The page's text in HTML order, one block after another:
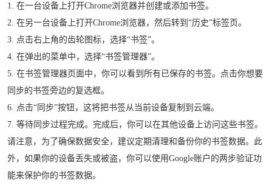
1. 在一台设备上打开Chrome浏览器并创建或添加书签。
2. 在另一台设备上打开Chrome浏览器，然后转到“历史”标签页。
3. 点击右上角的齿轮图标，选择“书签”。
4. 在弹出的菜单中，选择“书签管理器”。
5. 在书签管理器页面中，你可以看到所有已保存的书签。点击你想要
同步的书签旁边的复选框。
6. 点击“同步”按钮，这将把书签从当前设备复制到云端。
7. 等待同步过程完成。完成后，你可以在其他设备上访问这些书签。
请注意，为了确保数据安全，建议定期清理和备份你的书签数据。此
外，如果你的设备丢失或被盗，你可以使用Google账户的两步验证功
能来保护你的书签数据。